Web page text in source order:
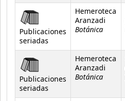
Publicaciones
seriadas
Hemeroteca
Aranzadi
Botánica
Publicaciones
seriadas
Hemeroteca
Aranzadi
Botánica